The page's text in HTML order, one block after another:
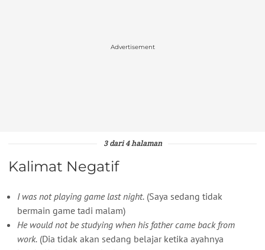
Advertisement
3 dari 4 halaman
Kalimat Negatif
I was not playing game last night. (Saya sedang tidak
bermain game tadi malam)
He would not be studying when his father came back from
work. (Dia tidak akan sedang belajar ketika ayahnya